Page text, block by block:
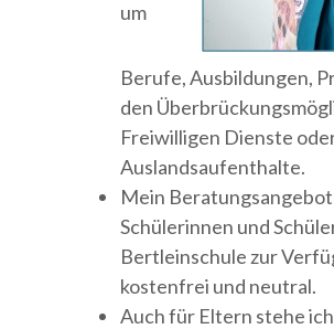
um
Berufe, Ausbildungen,
den
Freiwilligen Dienste
Auslandsaufenthalte.
Mein
Schülerinnen und
Bertleinschule zur
kostenfrei und neutral.
Auch für Eltern stehe ich